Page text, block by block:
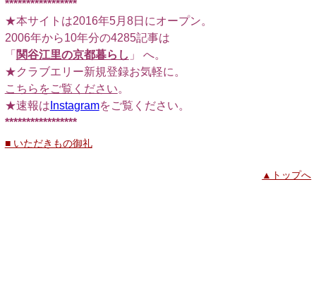
*****************
★本サイトは2016年5月8日にオープン。
2006年から10年分の4285記事は
「 関谷江里の京都暮らし 」 へ。
★クラブエリー新規登録お気軽に。
こちらをご覧ください。
★速報は Instagramをご覧ください。
*****************
■ いただきもの御礼
▲トップへ